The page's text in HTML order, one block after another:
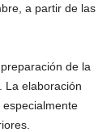
a partir de las
de la
La elaboración